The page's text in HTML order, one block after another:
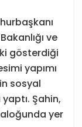
ve
gösterdiği
yapımı
sosyal
Şahin,
yer